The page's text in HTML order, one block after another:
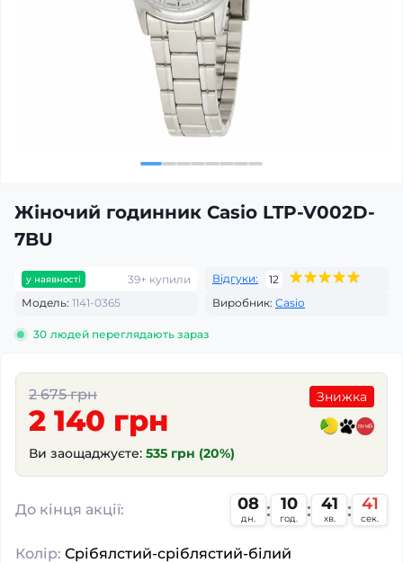
Жіночий годинник Casio LTP-V002D-
7BU
у наявності 39+ купили Відгуки:
12
Модель: 1141-0365 Виробник: Casio
30 людей переглядають зараз
2 675 грн
2 140 грн
Ви заощаджуєте: 535 грн (20%)
Знижка
До кінця акції: 08
дн. : 10
год. : 41
хв. : 40
сек.
Колір: Срібялстий-сріблястий-білий